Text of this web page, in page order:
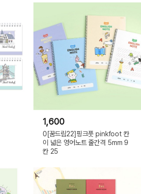
1,600
0[꿈드림22]핑크풋 pinkfoot 칸
이 넓은 영어노트 줄간격 5mm 9
칸 25